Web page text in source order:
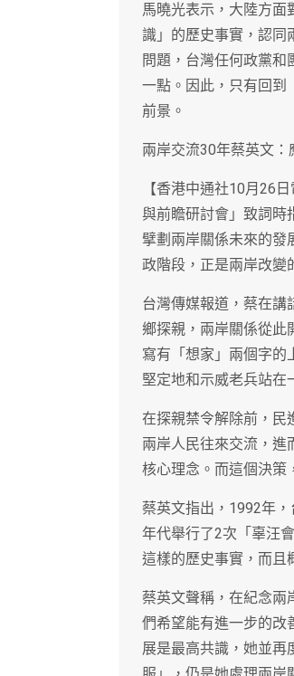
馬曉光表示，大陸方面
識」的歷史事實，認同
問題，台灣任何政黨
一點。因此，只有回到
前景。
兩岸交流30年蔡英文：
【香港中通社10月26
與前瞻研討會」致詞時
擘劃兩岸關係未來的發
政階段，正是兩岸改變
台灣傳媒報道，蔡在講
鄉探親，兩岸關係從此
寫有「想家」兩個字的
堅定地和示威老兵站在
在探親禁令解除前，民
兩岸人民往來交流，進
核心理念。而這個決策
蔡英文指出，1992年
年代舉行了2次「辜汪
這樣的歷史事實，而且
蔡英文聲稱，在紀念兩
們希望能有進一步的改
展是最高共識，她並再